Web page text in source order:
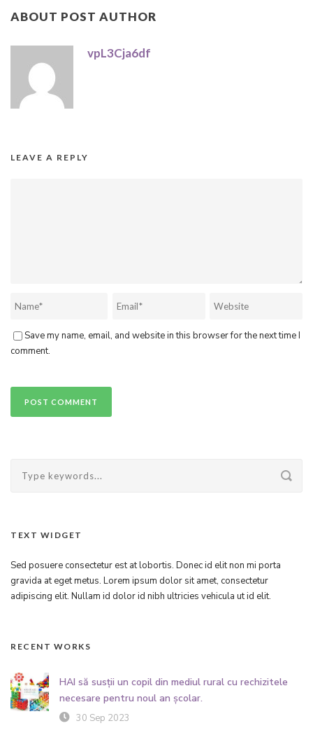
ABOUT POST AUTHOR
vpL3Cja6df
LEAVE A REPLY
Save my name, email, and website in this browser for the next time I
comment.
TEXT WIDGET
Sed posuere consectetur est at lobortis. Donec id elit non mi porta
gravida at eget metus. Lorem ipsum dolor sit amet, consectetur
adipiscing elit. Nullam id dolor id nibh ultricies vehicula ut id elit.
RECENT WORKS
HAI să susții un copil din mediul rural cu rechizitele
necesare pentru noul an școlar.
30 Sep 2023